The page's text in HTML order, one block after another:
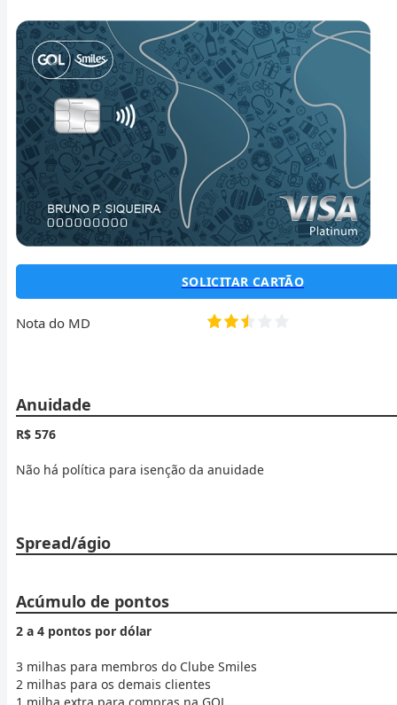
SOLICITAR CARTÃO
Nota do MD
Anuidade
R$ 576
Não há política para isenção da anuidade
Spread/ágio
Acúmulo de pontos
2 a 4 pontos por dólar
3 milhas para membros do Clube Smiles
2 milhas para os demais clientes